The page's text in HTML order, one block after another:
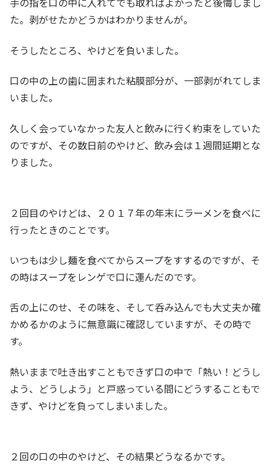
た。剥がせたかどうかはわかりませんが。
そうしたところ、やけどを負いました。
口の中の上の歯に囲まれた粘膜部分が、一部剥がれてしま
いました。
久しく会っていなかった友人と飲みに行く約束をしていた
のですが、その数日前のやけど、飲み会は１週間延期とな
りました。
２回目のやけどは、２０１７年の年末にラーメンを食べに
行ったときのことです。
いつもは少し麺を食べてからスープをすするのですが、そ
の時はスープをレンゲで口に運んだのです。
舌の上にのせ、その味を、そして呑み込んでも大丈夫か確
かめるかのように無意識に確認していますが、その時で
す。
熱いままで吐き出すこともできず口の中で「熱い！どうし
よう、どうしよう」と戸惑っている間にどうすることもで
きず、やけどを負ってしまいました。
２回の口の中のやけど、その結果どうなるかです。